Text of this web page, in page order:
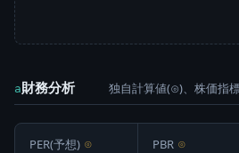
a財務分析 独自計算値(⊙)、株価指
PER(予想) ⊙ PBR ⊙